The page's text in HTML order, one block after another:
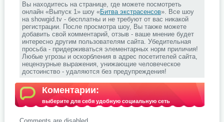
Вы находитесь на странице, где можете посмотреть
онлайн «Выпуск 1» шоу «Битва экстрасенсов». Все шоу
на showgid.tv - бесплатны и не требуют от вас никакой
регистрации. После просмотра шоу, Вы также можете
добавить свой комментарий, отзыв - ваше мнение будет
интересно другим пользователям сайта. Убедительная
просьба - придерживаться элементарных норм приличия!
Любые угрозы и оскорбления в адрес посетителей сайта,
нецензурные выражения, унижающие человеческое
достоинство - удаляются без предупреждения!
Коментарии:
выберите для себя удобную социальную сеть